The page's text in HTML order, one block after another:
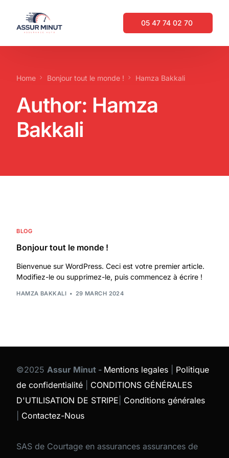
05 47 74 02 70 ‬
Home Bonjour tout le monde ! Hamza Bakkali
Author: Hamza
Bakkali
BLOG
Bonjour tout le monde !
Bienvenue sur WordPress. Ceci est votre premier article.
Modifiez-le ou supprimez-le, puis commencez à écrire !
HAMZA BAKKALI 29 MARCH 2024
©2025 Assur Minut - Mentions legales
Politique
de confidentialité
CONDITIONS GÉNÉRALES
D'UTILISATION DE STRIPE Conditions générales
Contactez-Nous
SAS de Courtage en assurances assurances de
ASSURANCE AUTO EN LIGNE IMMÉDIATE